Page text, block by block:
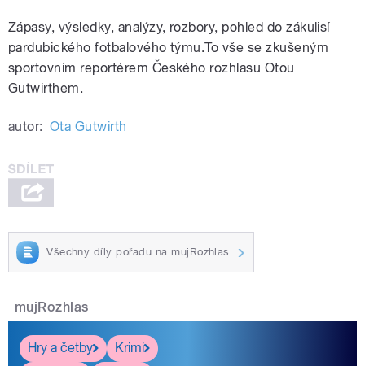
Zápasy, výsledky, analýzy, rozbory, pohled do zákulisí
pardubického fotbalového týmu.To vše se zkušeným
sportovním reportérem Českého rozhlasu Otou
Gutwirthem.
autor: Ota Gutwirth
Všechny díly pořadu na mujRozhlas
mujRozhlas
Hry a četby
Krimi